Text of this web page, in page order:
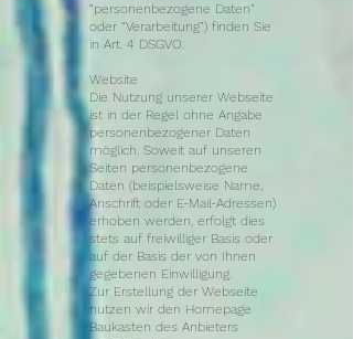
“personenbezogene Daten”
oder “Verarbeitung”) finden Sie
in Art. 4 DSGVO.
Website
Die Nutzung unserer Web­seite
ist in der Regel ohne Angabe
per­son­en­bezo­gener Daten
mög­lich. Soweit auf unseren
Seiten per­son­en­bezo­gene
Daten (beis­piels­weise Name,
Ans­chrift oder E-Mail-Adressen)
erhoben wer­den, erfolgt dies
stets auf freiwil­li­ger Basis oder
auf der Basis der von Ihnen
gegebenen Einwilligung.
Zur Erstellung der Webseite
nutzen wir den Homepage
Baukasten des Anbieters